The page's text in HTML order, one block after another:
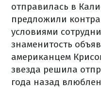
отправилась в
предложили
условиями
знаменитость
американцем
звезда решила
года назад